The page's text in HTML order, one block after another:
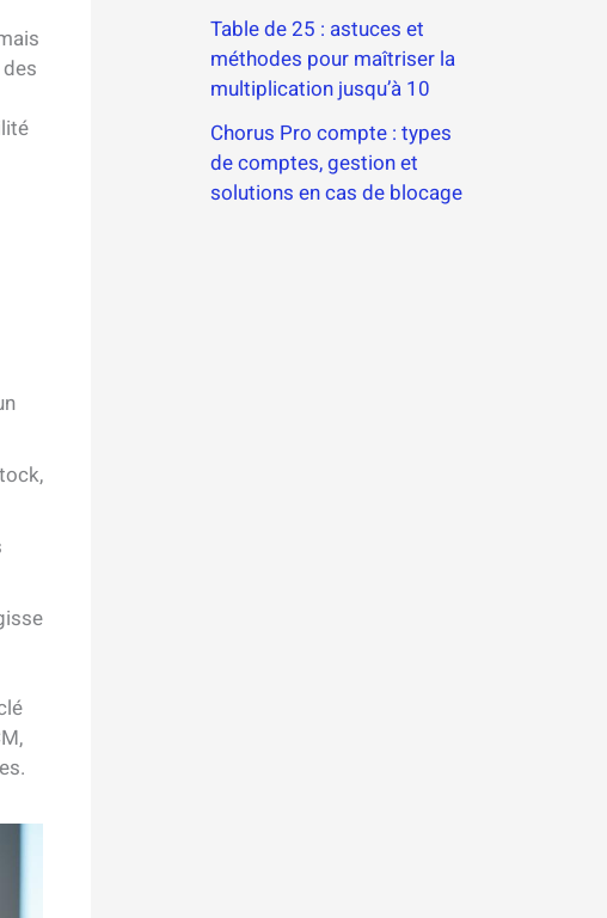
Table de 25 : astuces et
méthodes pour maîtriser la
multiplication jusqu’à 10
Chorus Pro compte : types
de comptes, gestion et
solutions en cas de blocage